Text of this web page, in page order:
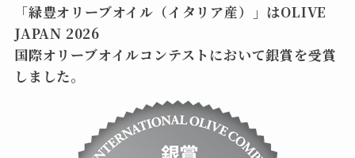
「緑豊オリーブオイル（イタリア産）」はOLIVE
JAPAN 2026
国際オリーブオイルコンテストにおいて銀賞を受賞
しました。